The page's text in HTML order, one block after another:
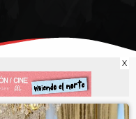
X